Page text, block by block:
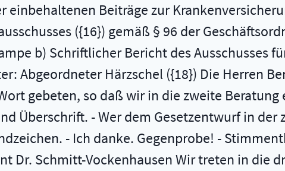
einbehaltenen Beiträge zur
({16}) gemäß § 96 der
b) Schriftlicher Bericht des Ausschusses
Abgeordneter Härzschel ({18}) Die Herren
gebeten, so daß wir in die zweite Beratung
Überschrift. - Wer dem Gesetzentwurf in
- Ich danke. Gegenprobe! -
Dr. Schmitt-Vockenhausen Wir treten in die